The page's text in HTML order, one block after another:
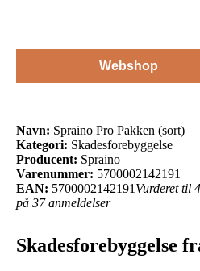
Webshop
Navn: Spraino Pro Pakken (sort)
Kategori: Skadesforebyggelse
Producent: Spraino
Varenummer: 5700002142191
EAN: 5700002142191 Vurderet til
på 37 anmeldelser
Skadesforebyggelse